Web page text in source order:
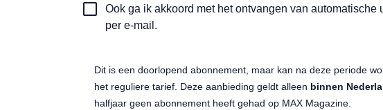
Automatische
updates
Ook ga ik akkoord met het ontvangen van automatische
per e-mail.
Dit is een doorlopend abonnement, maar kan na deze periode
het reguliere tarief. Deze aanbieding geldt alleen binnen
halfjaar geen abonnement heeft gehad op MAX Magazine.